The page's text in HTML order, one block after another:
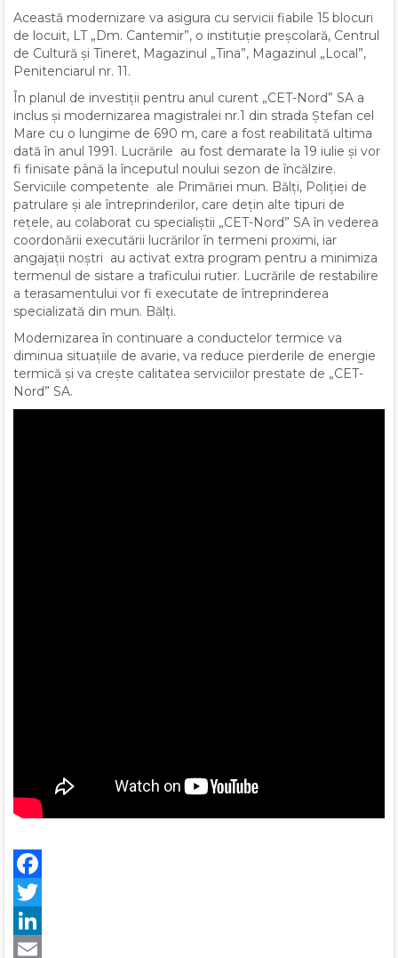
Această modernizare va asigura cu servicii fiabile 15 blocuri
de locuit, LT „Dm. Cantemir”, o instituție preșcolară, Centrul
de Cultură și Tineret, Magazinul „Tina”, Magazinul „Local”,
Penitenciarul nr. 11.
În planul de investiții pentru anul curent „CET-Nord” SA a
inclus și modernizarea magistralei nr.1 din strada Ștefan cel
Mare cu o lungime de 690 m, care a fost reabilitată ultima
dată în anul 1991. Lucrările au fost demarate la 19 iulie și vor
fi finisate până la începutul noului sezon de încălzire.
Serviciile competente ale Primăriei mun. Bălți, Poliției de
patrulare și ale întreprinderilor, care dețin alte tipuri de
rețele, au colaborat cu specialiștii „CET-Nord” SA în vederea
coordonării executării lucrărilor în termeni proximi, iar
angajații noștri au activat extra program pentru a minimiza
termenul de sistare a traficului rutier. Lucrările de restabilire
a terasamentului vor fi executate de întreprinderea
specializată din mun. Bălți.
Modernizarea în continuare a conductelor termice va
diminua situațiile de avarie, va reduce pierderile de energie
termică și va crește calitatea serviciilor prestate de „CET-
Nord” SA.